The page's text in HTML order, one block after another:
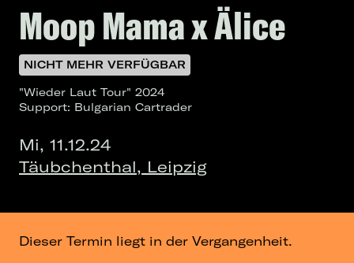
Moop Mama x Älice
NICHT MEHR VERFÜGBAR
"Wieder Laut Tour" 2024
Support: Bulgarian Cartrader
Mi, 11.12.24
Täubchenthal, Leipzig
Dieser Termin liegt in der Vergangenheit.